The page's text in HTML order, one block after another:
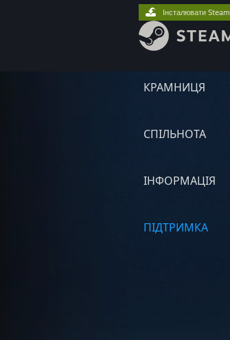
КРАМНИЦЯ
СПІЛЬНОТА
ІНФОРМАЦІЯ
ПІДТРИМКА
Інсталювати Steam